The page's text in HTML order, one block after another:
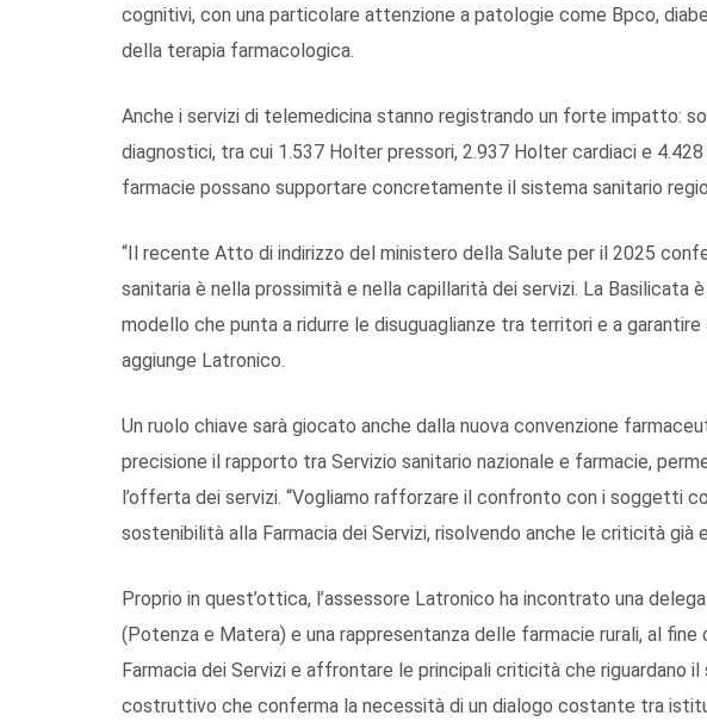
cognitivi, con una particolare attenzione a patologie come Bpco,
della terapia farmacologica.
Anche i servizi di telemedicina stanno registrando un forte impatto:
diagnostici, tra cui 1.537 Holter pressori, 2.937 Holter cardiaci e
farmacie possano supportare concretamente il sistema sanitario
“Il recente Atto di indirizzo del ministero della Salute per il 2025
sanitaria è nella prossimità e nella capillarità dei servizi. La Basilicata
modello che punta a ridurre le disuguaglianze tra territori e a
aggiunge Latronico.
Un ruolo chiave sarà giocato anche dalla nuova convenzione
precisione il rapporto tra Servizio sanitario nazionale e farmacie,
l’offerta dei servizi. “Vogliamo rafforzare il confronto con i soggetti
sostenibilità alla Farmacia dei Servizi, risolvendo anche le criticità già
Proprio in quest’ottica, l’assessore Latronico ha incontrato una
(Potenza e Matera) e una rappresentanza delle farmacie rurali, al
Farmacia dei Servizi e affrontare le principali criticità che riguardano
costruttivo che conferma la necessità di un dialogo costante tra